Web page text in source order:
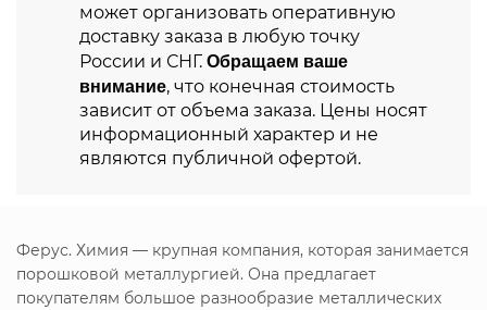
может организовать оперативную
доставку заказа в любую точку
России и СНГ. Обращаем ваше
внимание, что конечная стоимость
зависит от объема заказа. Цены носят
информационный характер и не
являются публичной офертой.
Ферус. Химия — крупная компания, которая занимается
порошковой металлургией. Она предлагает
покупателям большое разнообразие металлических